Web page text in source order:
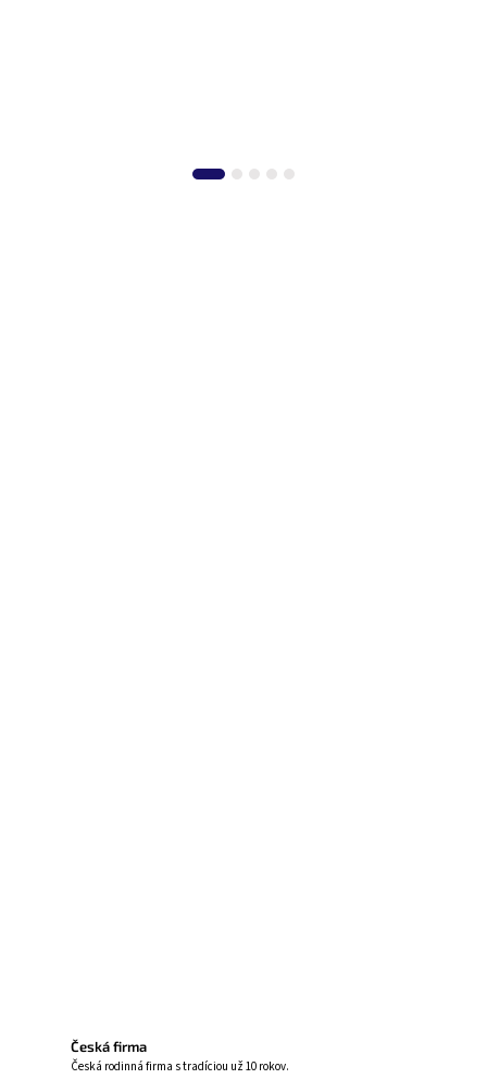
Česká firma
Česká rodinná firma s tradíciou už 10 rokov.